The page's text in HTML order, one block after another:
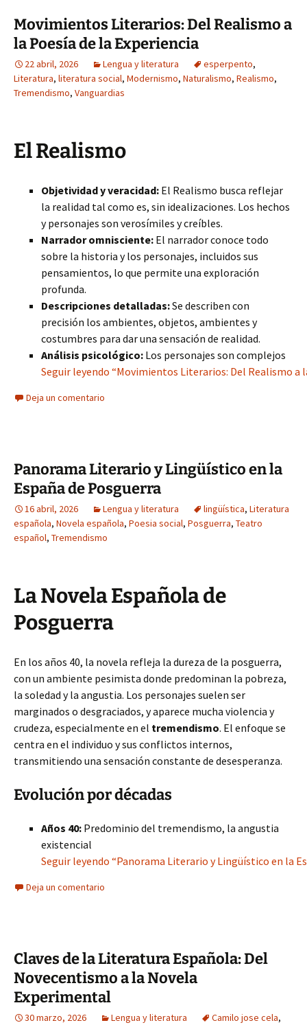
Movimientos Literarios: Del Realismo a
la Poesía de la Experiencia
22 abril, 2026 Lengua y literatura esperpento,
Literatura, literatura social, Modernismo, Naturalismo, Realismo,
Tremendismo, Vanguardias
El Realismo
Objetividad y veracidad: El Realismo busca reflejar
la realidad tal como es, sin idealizaciones. Los hechos
y personajes son verosímiles y creíbles.
Narrador omnisciente: El narrador conoce todo
sobre la historia y los personajes, incluidos sus
pensamientos, lo que permite una exploración
profunda.
Descripciones detalladas:Se describen con
precisión los ambientes, objetos, ambientes y
costumbres para dar una sensación de realidad.
Análisis psicológico: Los personajes son complejos
Seguir leyendo “Movimientos Literarios: Del Realismo a
Deja un comentario
Panorama Literario y Lingüístico en la
España de Posguerra
16 abril, 2026 Lengua y literatura lingüística, Literatura
española, Novela española, Poesia social, Posguerra, Teatro
español, Tremendismo
La Novela Española de
Posguerra
En los años 40, la novela refleja la dureza de la posguerra,
con un ambiente pesimista donde predominan la pobreza,
la soledad y la angustia. Los personajes suelen ser
marginados o desgraciados, y aparece mucha violencia y
crudeza, especialmente en el tremendismo. El enfoque se
centra en el individuo y sus conflictos internos,
transmitiendo una sensación constante de desesperanza.
Evolución por décadas
Años 40: Predominio del tremendismo, la angustia
existencial
Seguir leyendo “Panorama Literario y Lingüístico en la
Deja un comentario
Claves de la Literatura Española: Del
Novecentismo a la Novela
Experimental
30 marzo, 2026 Lengua y literatura Camilo jose cela,